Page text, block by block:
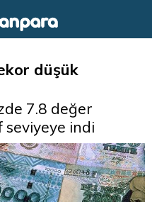
düşük
7.8 değer
seviyeye indi